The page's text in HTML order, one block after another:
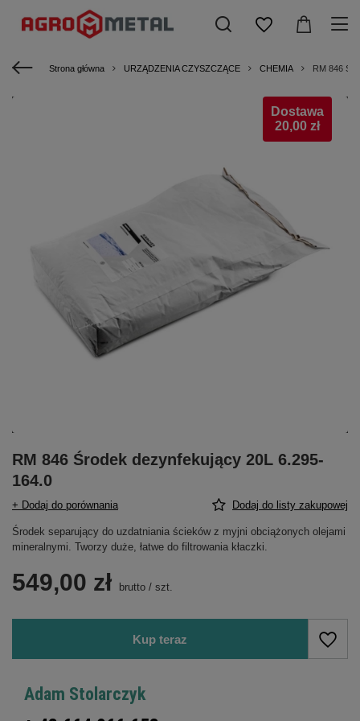
Strona główna URZĄDZENIA CZYSZCZĄCE CHEMIA RM 846
Dostawa
20,00 zł
RM 846 Środek dezynfekujący 20L 6.295-
164.0
+ Dodaj do porównania Dodaj do listy zakupowej
Środek separujący do uzdatniania ścieków z myjni obciążonych olejami
mineralnymi. Tworzy duże, łatwe do filtrowania kłaczki.
549,00 zł brutto / szt.
Kup teraz
Adam Stolarczyk